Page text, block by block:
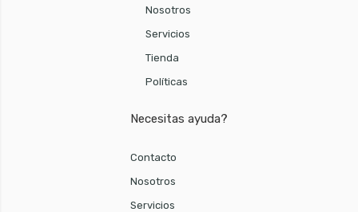
Nosotros
Servicios
Tienda
Políticas
Necesitas ayuda?
Contacto
Nosotros
Servicios